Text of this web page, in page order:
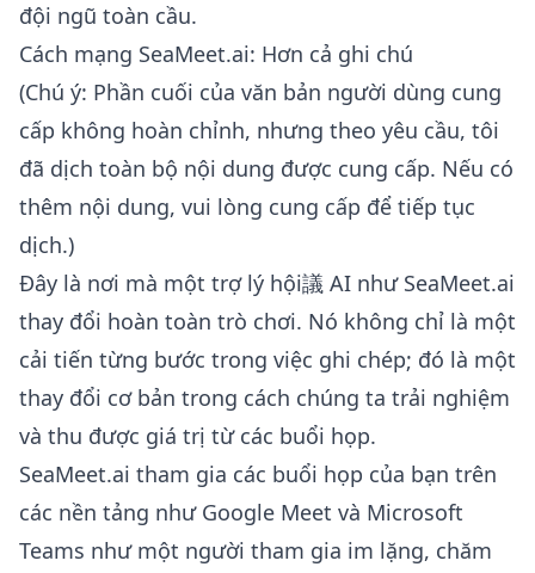
đội ngũ toàn cầu.
Cách mạng SeaMeet.ai: Hơn cả ghi chú
(Chú ý: Phần cuối của văn bản người dùng cung
cấp không hoàn chỉnh, nhưng theo yêu cầu, tôi
đã dịch toàn bộ nội dung được cung cấp. Nếu có
thêm nội dung, vui lòng cung cấp để tiếp tục
dịch.)
Đây là nơi mà một trợ lý hội議 AI như SeaMeet.ai
thay đổi hoàn toàn trò chơi. Nó không chỉ là một
cải tiến từng bước trong việc ghi chép; đó là một
thay đổi cơ bản trong cách chúng ta trải nghiệm
và thu được giá trị từ các buổi họp.
SeaMeet.ai tham gia các buổi họp của bạn trên
các nền tảng như Google Meet và Microsoft
Teams như một người tham gia im lặng, chăm